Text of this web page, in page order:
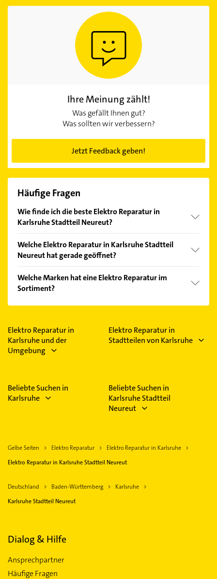
Ihre Meinung zählt!
Was gefällt Ihnen gut?
Was sollten wir verbessern?
Jetzt Feedback geben!
Häufige Fragen
Wie finde ich die beste Elektro Reparatur in
Karlsruhe Stadtteil Neureut?
Kundenmeinungen und profitieren Sie von den
Empfehlungen. Die Suchergebnisse können Sie sich
Welche Elektro Reparatur in Karlsruhe Stadtteil
Neureut hat gerade geöffnet?
Bitte beachten Sie, dass diese an Sonn- und
Feiertagen abweichen können.
Welche Marken hat eine Elektro Reparatur im
Sortiment?
Die Elektro Reparatur verkauft Marken wie Bosch,
Elektro Reparatur in
Karlsruhe und der
Umgebung
Elektro Reparatur in
Stadtteilen von Karlsruhe
Beliebte Suchen in
Karlsruhe
Beliebte Suchen in
Karlsruhe Stadtteil
Neureut
Gelbe Seiten Elektro Reparatur
Elektro Reparatur in Karlsruhe
Elektro Reparatur in Karlsruhe Stadtteil Neureut
Deutschland Baden-Württemberg
Karlsruhe
Karlsruhe Stadtteil Neureut
Dialog & Hilfe
Ansprechpartner
Häufige Fragen